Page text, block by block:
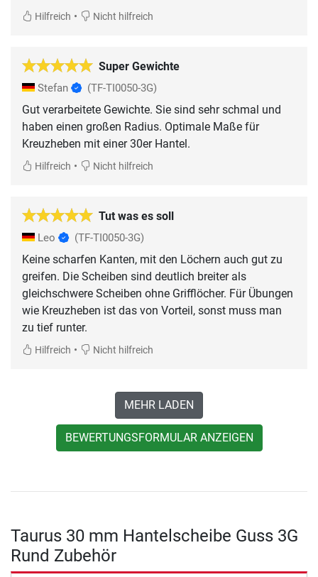
Hilfreich • Nicht hilfreich
Super Gewichte
Stefan (TF-TI0050-3G)
Gut verarbeitete Gewichte. Sie sind sehr schmal und
haben einen großen Radius. Optimale Maße für
Kreuzheben mit einer 30er Hantel.
Hilfreich • Nicht hilfreich
Tut was es soll
Leo (TF-TI0050-3G)
Keine scharfen Kanten, mit den Löchern auch gut zu
greifen. Die Scheiben sind deutlich breiter als
gleichschwere Scheiben ohne Grifflöcher. Für Übungen
wie Kreuzheben ist das von Vorteil, sonst muss man
zu tief runter.
Hilfreich • Nicht hilfreich
MEHR LADEN
BEWERTUNGSFORMULAR ANZEIGEN
Taurus 30 mm Hantelscheibe Guss 3G
Rund Zubehör